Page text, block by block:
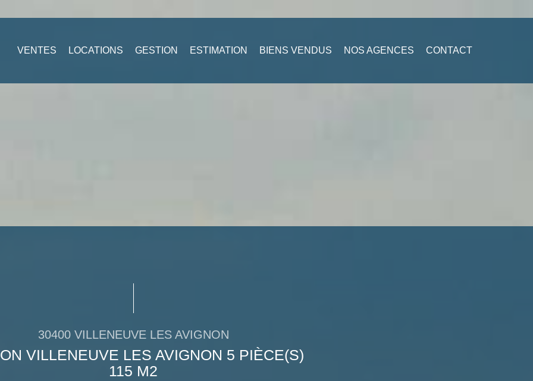
VENTES LOCATIONS GESTION ESTIMATION BIENS VENDUS NOS AGENCES CONTACT
30400 VILLENEUVE LES AVIGNON
VILLENEUVE LES AVIGNON 5 PIÈCE(S)
115 M2